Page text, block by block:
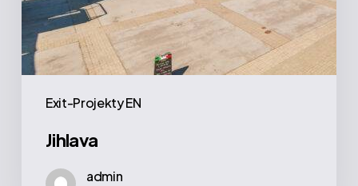
Exit-Projekty EN
Jihlava
admin